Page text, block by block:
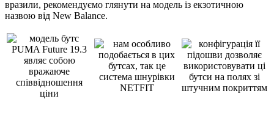
вразили, рекомендуємо глянути на модель із екзотичною
назвою від New Balance.